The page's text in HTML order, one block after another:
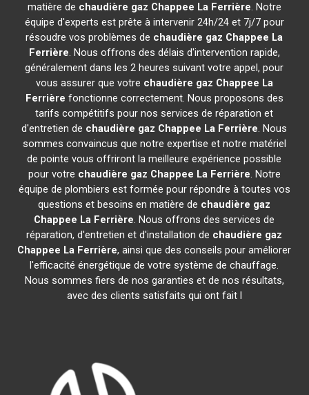
matière de chaudière gaz Chappee La Ferrière. Notre
équipe d'experts est prête à intervenir 24h/24 et 7j/7 pour
résoudre vos problèmes de chaudière gaz Chappee La
Ferrière. Nous offrons des délais d'intervention rapide,
généralement dans les 2 heures suivant votre appel, pour
vous assurer que votre chaudière gaz Chappee La
Ferrière fonctionne correctement. Nous proposons des
tarifs compétitifs pour nos services de réparation et
d'entretien de chaudière gaz Chappee La Ferrière. Nous
sommes convaincus que notre expertise et notre matériel
de pointe vous offriront la meilleure expérience possible
pour votre chaudière gaz Chappee La Ferrière. Notre
équipe de plombiers est formée pour répondre à toutes vos
questions et besoins en matière de chaudière gaz
Chappee La Ferrière. Nous offrons des services de
réparation, d'entretien et d'installation de chaudière gaz
Chappee La Ferrière, ainsi que des conseils pour améliorer
l'efficacité énergétique de votre système de chauffage.
Nous sommes fiers de nos garanties et de nos résultats,
avec des clients satisfaits qui ont fait l